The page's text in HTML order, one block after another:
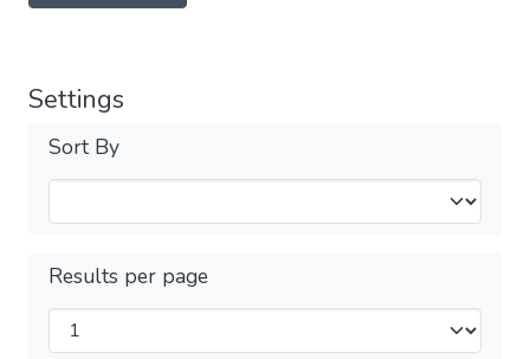
Settings
Sort By
Results per page